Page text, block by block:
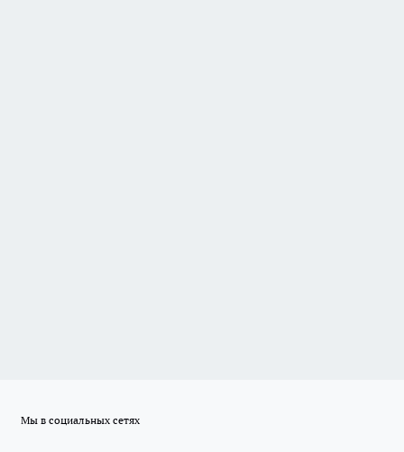
Мы в социальных сетях